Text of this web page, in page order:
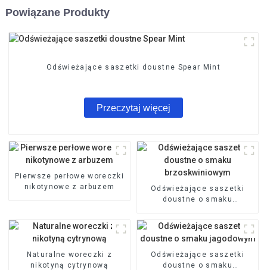
Powiązane Produkty
Odświeżające saszetki doustne Spear Mint
Przeczytaj więcej
Pierwsze perłowe woreczki
nikotynowe z arbuzem
Odświeżające saszetki
doustne o smaku
Naturalne woreczki z
nikotyną cytrynową
Odświeżające saszetki
doustne o smaku